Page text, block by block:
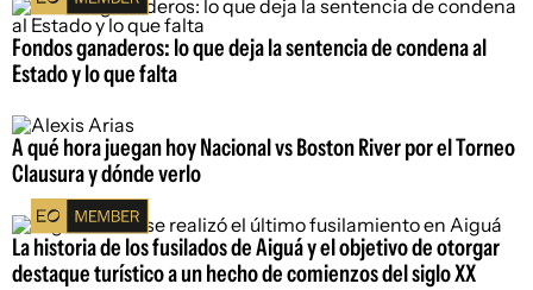
Fondos ganaderos: lo que deja la sentencia de condena al
Estado y lo que falta
A qué hora juegan hoy Nacional vs Boston River por el Torneo
Clausura y dónde verlo
La historia de los fusilados de Aiguá y el objetivo de otorgar
destaque turístico a un hecho de comienzos del siglo XX